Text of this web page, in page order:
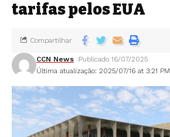
tarifas pelos EUA
Última atualização: 2025/07/16 at 3:21 PM
CCN News Publicado 16/07/2025
Compartilhar